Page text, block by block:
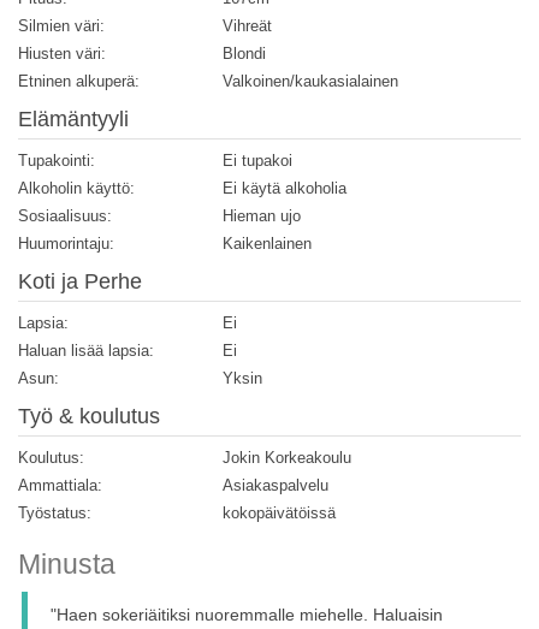
Silmien väri:
Vihreät
Hiusten väri:
Blondi
Etninen alkuperä:
Valkoinen/kaukasialainen
Elämäntyyli
Tupakointi:
Ei tupakoi
Alkoholin käyttö:
Ei käytä alkoholia
Sosiaalisuus:
Hieman ujo
Huumorintaju:
Kaikenlainen
Koti ja Perhe
Lapsia:
Ei
Haluan lisää lapsia:
Ei
Asun:
Yksin
Työ & koulutus
Koulutus:
Jokin Korkeakoulu
Ammattiala:
Asiakaspalvelu
Työstatus:
kokopäivätöissä
Minusta
"Haen sokeriäitiksi nuoremmalle miehelle. Haluaisin